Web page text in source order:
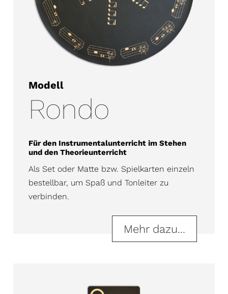
Modell
Rondo
Für den Instrumentalunterricht im Stehen
und den Theorieunterricht
Als Set oder Matte bzw. Spielkarten einzeln
bestellbar, um Spaß und Tonleiter zu
verbinden.
Mehr dazu...